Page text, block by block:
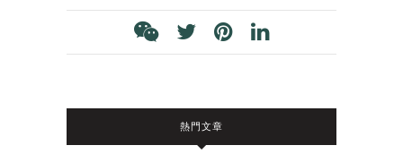
熱門文章